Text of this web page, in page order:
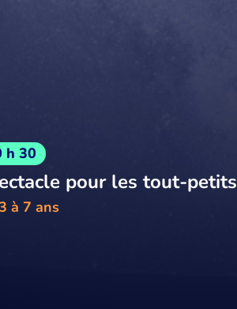
h 30
pour les tout-petits
à 7 ans